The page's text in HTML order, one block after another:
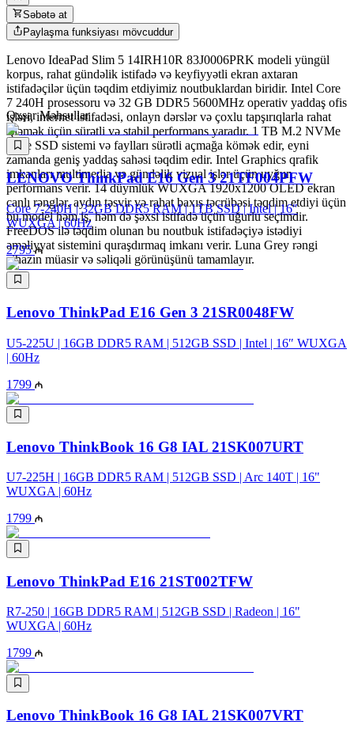
Səbətə at
Paylaşma funksiyası mövcuddur
Lenovo IdeaPad Slim 5 14IRH10R 83J0006PRK modeli yüngül
korpus, rahat gündəlik istifadə və keyfiyyətli ekran axtaran
istifadəçilər üçün təqdim etdiyimiz noutbuklardan biridir. Intel Core
7 240H prosessoru və 32 GB DDR5 5600MHz operativ yaddaş ofis
işləri, internet istifadəsi, onlayn dərslər və çoxlu tapşırıqlarla rahat
işləmək üçün sürətli və stabil performans yaradır. 1 TB M.2 NVMe
PCIe SSD sistemi və faylları sürətli açmağa kömək edir, eyni
zamanda geniş yaddaş sahəsi təqdim edir. Intel Graphics qrafik
imkanları multimedia və gündəlik vizual işlər üçün uyğun
performans verir. 14 düymlük WUXGA 1920x1200 OLED ekran
canlı rənglər, aydın təsvir və rahat baxış təcrübəsi təqdim etdiyi üçün
bu model həm iş, həm də şəxsi istifadə üçün uğurlu seçimdir.
FreeDOS ilə təqdim olunan bu noutbuk istifadəçiyə istədiyi
əməliyyat sistemini quraşdırmaq imkanı verir. Luna Grey rəngi
cihazın müasir və səliqəli görünüşünü tamamlayır.
Oxşar Məhsullar
LENOVO ThinkPad E16 Gen 3 21TF004PFW
Core 7-240H | 32GB DDR5 RAM | 1TB SSD | Intel | 16″
WUXGA | 60Hz
2795
Lenovo ThinkPad E16 Gen 3 21SR0048FW
U5-225U | 16GB DDR5 RAM | 512GB SSD | Intel | 16″ WUXGA
| 60Hz
1799
Lenovo ThinkBook 16 G8 IAL 21SK007URT
U7-225H | 16GB DDR5 RAM | 512GB SSD | Arc 140T | 16"
WUXGA | 60Hz
1799
Lenovo ThinkPad E16 21ST002TFW
R7-250 | 16GB DDR5 RAM | 512GB SSD | Radeon | 16"
WUXGA | 60Hz
1799
Lenovo ThinkBook 16 G8 IAL 21SK007VRT